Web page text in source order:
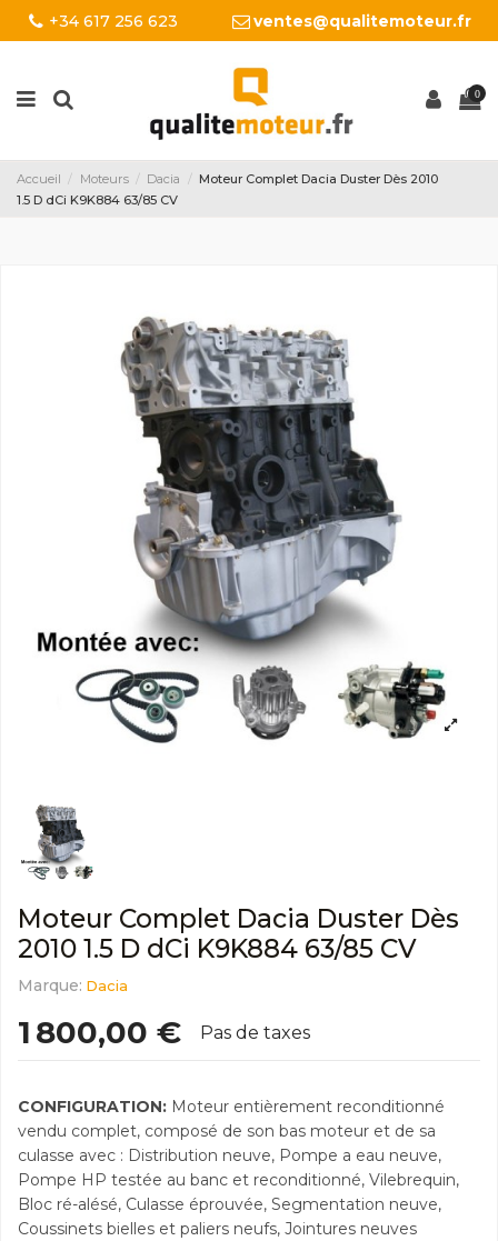
+34 617 256 623 ventes@qualitemoteur.fr
0
Accueil Moteurs Dacia
Moteur Complet Dacia Duster Dès 2010
1.5 D dCi K9K884 63/85 CV
Moteur Complet Dacia Duster Dès
2010 1.5 D dCi K9K884 63/85 CV
Marque: Dacia
1 800,00 € Pas de taxes
CONFIGURATION: Moteur entièrement reconditionné
vendu complet, composé de son bas moteur et de sa
culasse avec : Distribution neuve, Pompe a eau neuve,
Pompe HP testée au banc et reconditionné, Vilebrequin,
Bloc ré-alésé, Culasse éprouvée, Segmentation neuve,
Coussinets bielles et paliers neufs, Jointures neuves